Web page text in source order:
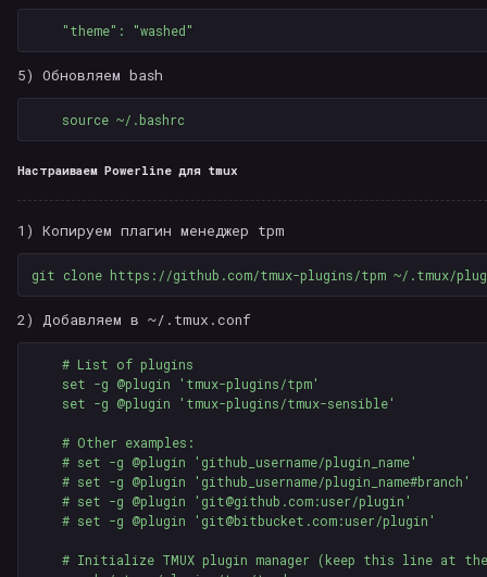
5) Обновляем bash
Настраиваем Powerline для tmux
1) Копируем плагин менеджер tpm
2) Добавляем в ~/.tmux.conf
    # List of plugins
    set -g @plugin 'tmux-plugins/tpm'
    set -g @plugin 'tmux-plugins/tmux-sensible'
    # Other examples:
    # set -g @plugin 'github_username/plugin_name'
    # set -g @plugin 'github_username/plugin_name#branch'
    # set -g @plugin 'git@github.com:user/plugin'
    # set -g @plugin 'git@bitbucket.com:user/plugin'
# Initialize TMUX plugin manager (keep this line at